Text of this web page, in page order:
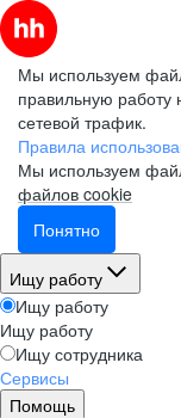
Мы используем
правильную работу
сетевой трафик.
Правила
Мы используем
файлов cookie
Понятно
Ищу работу
Ищу работу
Ищу работу
Ищу сотрудника
Сервисы
Помощь